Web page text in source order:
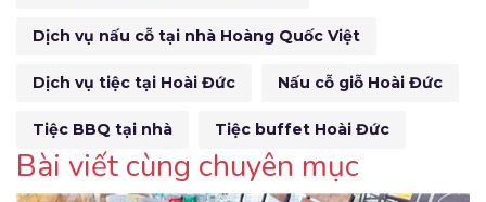
Dịch vụ nấu cỗ tại nhà Hoàng Quốc Việt
Dịch vụ tiệc tại Hoài Đức Nấu cỗ giỗ Hoài Đức
Tiệc BBQ tại nhà Tiệc buffet Hoài Đức
Bài viết cùng chuyên mục